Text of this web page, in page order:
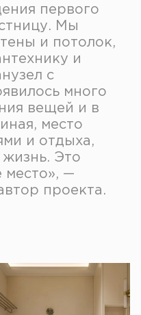
первого
Мы
и потолок,
и
с
много
вещей и в
место
и отдыха,
Это
место», —
проекта.